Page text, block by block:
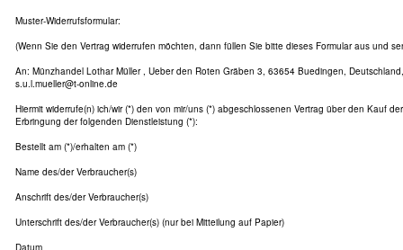
Muster-Widerrufsformular:
(Wenn Sie den Vertrag widerrufen möchten, dann füllen Sie bitte dieses Formular aus und
An: Münzhandel Lothar Müller , Ueber den Roten Gräben 3, 63654 Buedingen,
s.u.l.mueller@t-online.de
Hiermit widerrufe(n) ich/wir (*) den von mir/uns (*) abgeschlossenen Vertrag über den Kauf
Erbringung der folgenden Dienstleistung (*):
Bestellt am (*)/erhalten am (*)
Name des/der Verbraucher(s)
Anschrift des/der Verbraucher(s)
Unterschrift des/der Verbraucher(s) (nur bei Mitteilung auf Papier)
Datum